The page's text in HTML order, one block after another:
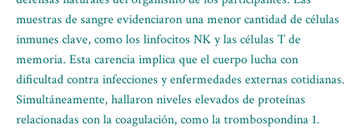
muestras de sangre evidenciaron una menor cantidad de células
inmunes clave, como los linfocitos NK y las células T de
memoria. Esta carencia implica que el cuerpo lucha con
dificultad contra infecciones y enfermedades externas cotidianas.
Simultáneamente, hallaron niveles elevados de proteínas
relacionadas con la coagulación, como la trombospondina 1.